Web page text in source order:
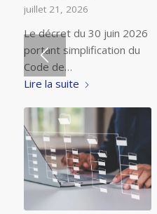
juillet 21, 2026
Le décret du 30 juin 2026
portant simplification du
Code de…
Lire la suite